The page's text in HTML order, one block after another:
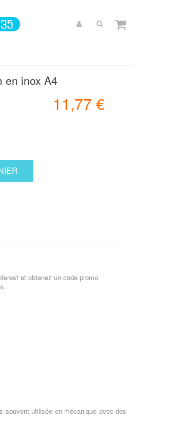
en inox A4
11,77 €
et obtenez un code promo
souvent utilisée en mécanique avec des